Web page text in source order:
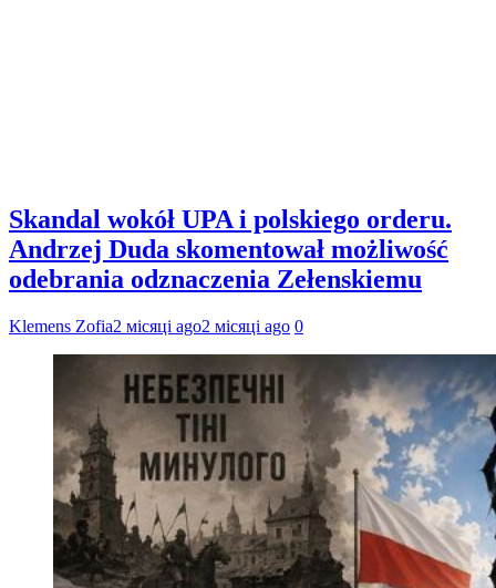
Skandal wokół UPA i polskiego orderu.
Andrzej Duda skomentował możliwość
odebrania odznaczenia Zełenskiemu
Klemens Zofia2 місяці ago2 місяці ago 0